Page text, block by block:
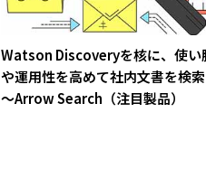
Watson Discoveryを核に、使い
や運用性を高めて社内文書を
～Arrow Search（注目製品）